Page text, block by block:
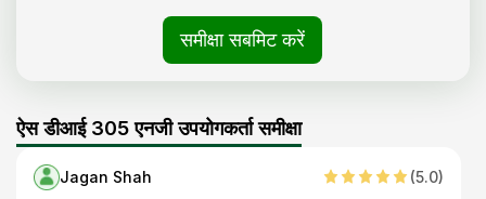
समीक्षा सबमिट करें
ऐस डीआई 305 एनजी उपयोगकर्ता समीक्षा
Jagan Shah (5.0)